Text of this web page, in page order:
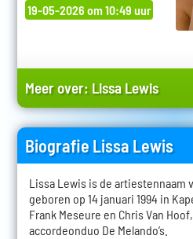
19-05-2026 om 10:49 uur
Meer over: Lissa Lewis
Biografie Lissa Lewis
Lissa Lewis is de artiestennaam
geboren op 14 januari 1994 in
Frank Meseure en Chris Van
accordeonduo De Melando’s.